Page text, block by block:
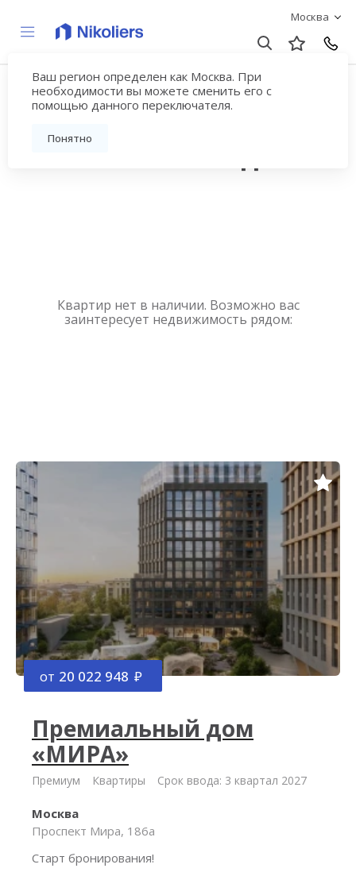
Москва
Ваш регион определен как Москва. При
необходимости вы можете сменить его с
помощью данного переключателя.
Понятно
Купить квартиру
новостройку у метро
Квартир нет в наличии. Возможно вас
заинтересует недвижимость рядом:
от 20 022 948
Премиальный дом
«МИРА»
Премиум Квартиры Срок ввода: 3 квартал 2027
Москва
Проспект Мира, 186а
Старт бронирования!